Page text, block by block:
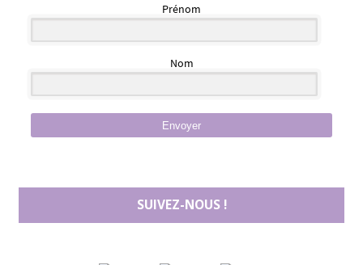
Prénom
Nom
Envoyer
SUIVEZ-NOUS !